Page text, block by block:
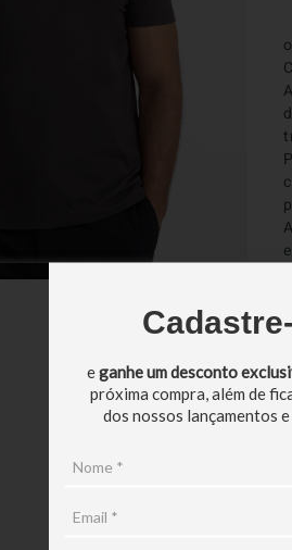
eganhe um desconto
próxima compra, além de
dos nossos lançamentos e